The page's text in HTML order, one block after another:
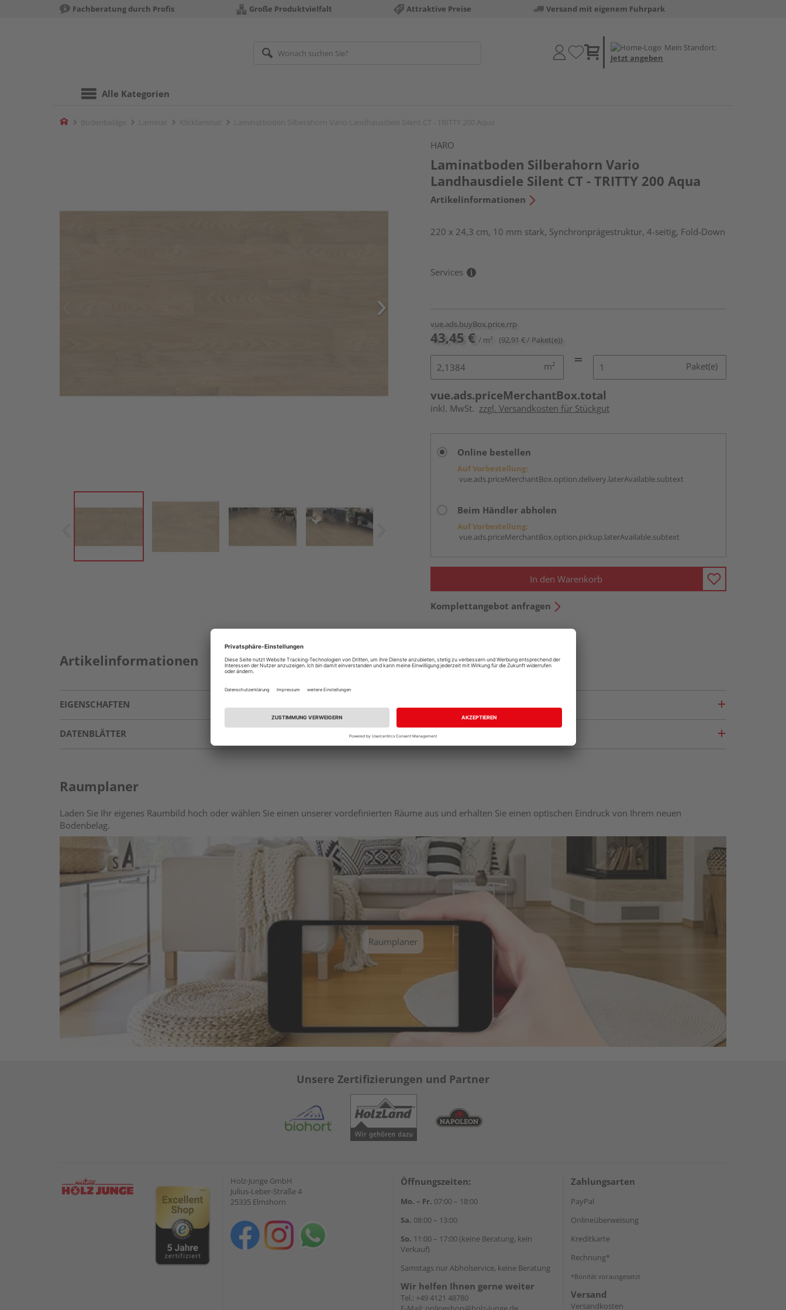
Fachberatung durch Profis Große Produktvielfalt Attraktive Preise Versand mit eigenem Fuhrpark
Mein Standort:
Jetzt angeben
Alle Kategorien
Home
HARO
Laminatboden Silberahorn Vario
Landhausdiele Silent CT - TRITTY 200 Aqua
Artikelinformationen
220 x 24,3 cm, 10 mm stark, Synchronprägestruktur, 4-seitig, Fold-Down
Services
vue.ads.buyBox.price.rrp
43,45 € / m² (92,91 € / Paket(e))
m² Paket(e)
vue.ads.priceMerchantBox.total
inkl. MwSt. zzgl. Versandkosten für Stückgut
Online bestellen
Auf Vorbestellung:
vue.ads.priceMerchantBox.option.delivery.laterAvailable.subtext
Beim Händler abholen
Auf Vorbestellung:
vue.ads.priceMerchantBox.option.pickup.laterAvailable.subtext
In den Warenkorb
Komplettangebot anfragen
Artikelinformationen
EIGENSCHAFTEN
DATENBLÄTTER
Raumplaner
Laden Sie Ihr eigenes Raumbild hoch oder wählen Sie einen unserer vordefinierten Räume aus und erhalten Sie einen optischen Eindruck von Ihrem neuen
Bodenbelag.
Raumplaner
Unsere Zertifizierungen und Partner
Holz-Junge GmbH
Julius-Leber-Straße 4
25335 Elmshorn
Öffnungszeiten:
Mo. – Fr. 07:00 – 18:00
Sa. 08:00 – 13:00
So. 11:00 – 17:00 (keine Beratung, kein
Verkauf)
Samstags nur Abholservice, keine Beratung
Wir helfen Ihnen gerne weiter
Tel.: +49 4121 48780
Zahlungsarten
PayPal
Onlineüberweisung
Kreditkarte
Rechnung*
*Bonität vorausgesetzt
Versand
Versandkosten